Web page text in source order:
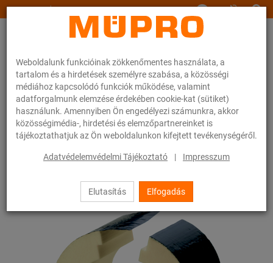
Weboldalunk funkcióinak zökkenőmentes használata, a
tartalom és a hirdetések személyre szabása, a közösségi
médiához kapcsolódó funkciók működése, valamint
adatforgalmunk elemzése érdekében cookie-kat (sütiket)
használunk. Amennyiben Ön engedélyezi számunkra, akkor
közösségimédia-, hirdetési és elemzőpartnereinket is
tájékoztathatjuk az Ön weboldalunkon kifejtett tevékenységéről.
Adatvédelemvédelmi Tájékoztató | Impresszum
Elutasítás Elfogadás
www.muepro.hu
Webáruhàz Rögzítéstechnika Csőbilincsek ISO betét RG 80
32 / 54